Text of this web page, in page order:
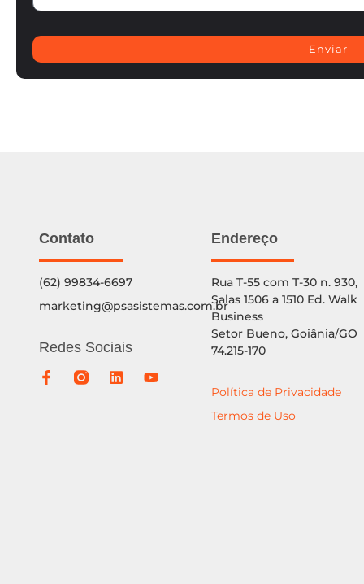
Enviar
Endereço
Rua T-55 com T-30 n. 930,
Salas 1506 a 1510 Ed. Walk
Business
Setor Bueno, Goiânia/GO
74.215-170
Política de Privacidade
Termos de Uso
Contato
(62) 99834-6697
marketing@psasistemas.com.br
Redes Sociais